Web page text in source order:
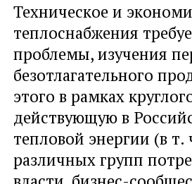
Техническое и
теплоснабжения
проблемы, изучения
безотлагательного
этого в рамках
действующую в
тепловой энергии (в
различных групп